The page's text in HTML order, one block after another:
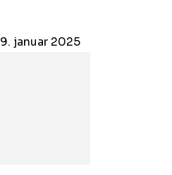
9. januar 2025